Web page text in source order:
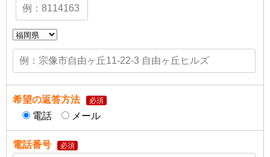
希望の返答方法 必須
電話 メール
電話番号 必須